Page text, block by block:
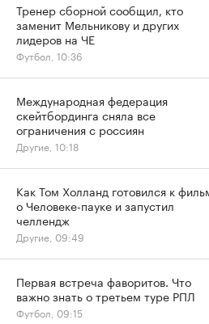
Тренер сборной сообщил, кто
заменит Мельникову и других
лидеров на ЧЕ
Футбол, 10:36
Международная федерация
скейтбординга сняла все
ограничения с россиян
Другие, 10:18
Как Том Холланд готовился к
о Человеке-пауке и запустил
челлендж
Другие, 09:49
Первая встреча фаворитов. Что
важно знать о третьем туре РПЛ
Футбол, 09:15